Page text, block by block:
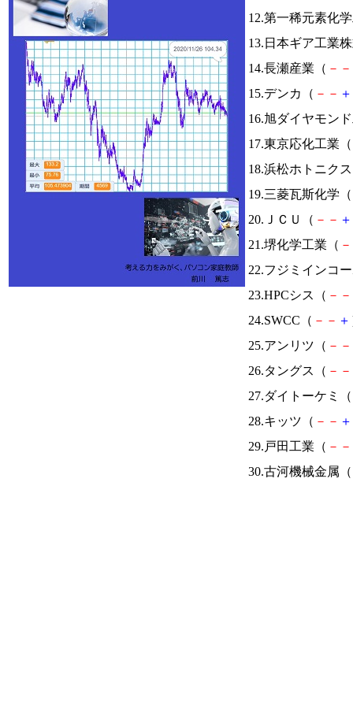
12.第一稀元素化
13.日本ギア工業
14.長瀬産業（ － －
15.デンカ（ － － ＋
16.旭ダイヤモン
17.東京応化工業（
18.浜松ホトニク
19.三菱瓦斯化学（
20.ＪＣＵ（ － － ＋
21.堺化学工業（ －
22.フジミインコ
23.HPCシス（ － －
24.SWCC（ － － ＋
25.アンリツ（ － －
26.タングス（ － －
27.ダイトーケミ（
28.キッツ（ － － ＋
29.戸田工業（ － －
30.古河機械金属（